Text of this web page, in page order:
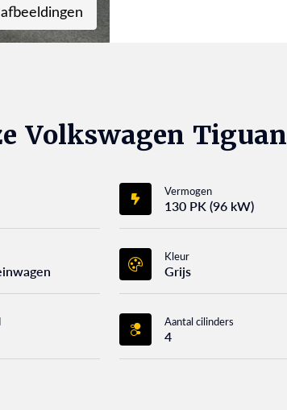
Volkswagen Tiguan
Vermogen
130 PK (96 kW)
Kleur
Grijs
Aantal cilinders
4